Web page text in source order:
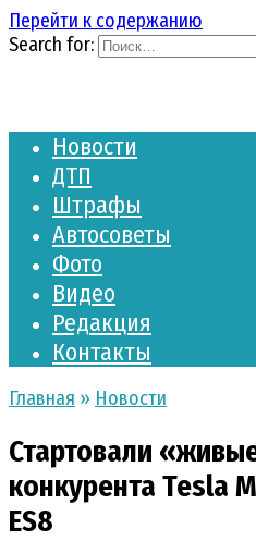
Перейти к содержанию
Search for:
Новости
ДТП
Штрафы
Автосоветы
Фото
Видео
Редакция
Контакты
Главная » Новости
Стартовали
конкурента Tesla
ES8